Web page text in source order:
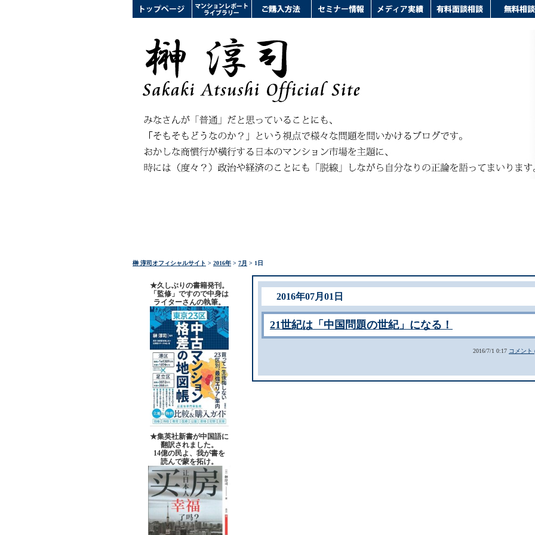
榊 淳司オフィシャルサイト > 2016年 > 7月 > 1日
★久しぶりの書籍発刊。
「監修」ですので中身は
ライターさんの執筆。
★集英社新書が中国語に
翻訳されました。
14億の民よ、我が書を
読んで蒙を拓け。
2016年07月01日
21世紀は「中国問題の世紀」になる！
2016/7/1 0:17 コメント